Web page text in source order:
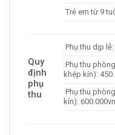
Trẻ em từ 9
Quy
định
phụ
thu
Phụ thu dịp
Phụ thu
khép kín):
Phụ thu
kín):